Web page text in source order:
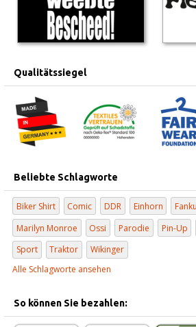
Qualitätssiegel
Beliebte Schlagworte
Biker Shirt Comic DDR Einhorn
Marilyn Monroe
Ossi Parodie Pin-Up
Sport
Traktor
Wikinger
Alle Schlagworte ansehen
So können Sie bezahlen: